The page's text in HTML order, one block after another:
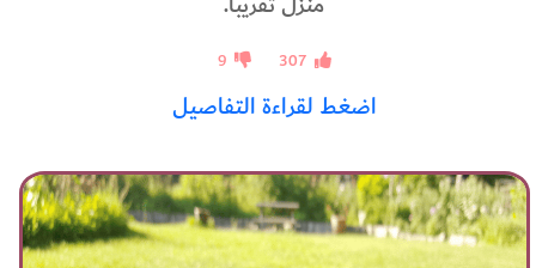
307
9
اضغط لقراءة التفاصيل